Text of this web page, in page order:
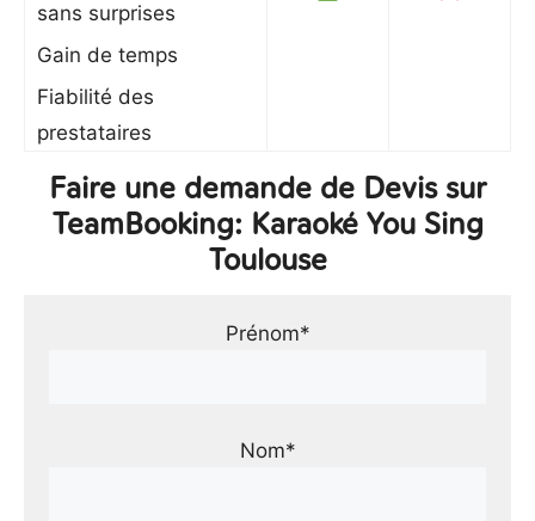
sans surprises
Gain de temps
Fiabilité des
prestataires
Faire une demande de Devis sur
TeamBooking: Karaoké You Sing
Toulouse
Prénom*
Nom*